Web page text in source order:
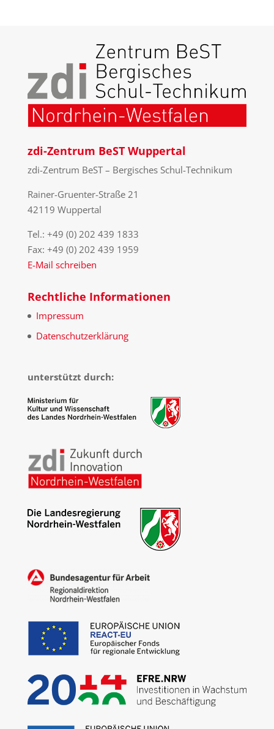
zdi-Zentrum BeST Wuppertal
zdi-Zentrum BeST – Bergisches Schul-Technikum
Rainer-Gruenter-Straße 21
42119 Wuppertal
Tel.: +49 (0) 202 439 1833
Fax: +49 (0) 202 439 1959
E-Mail schreiben
Rechtliche Informationen
Impressum
Datenschutzerklärung
unterstützt durch: